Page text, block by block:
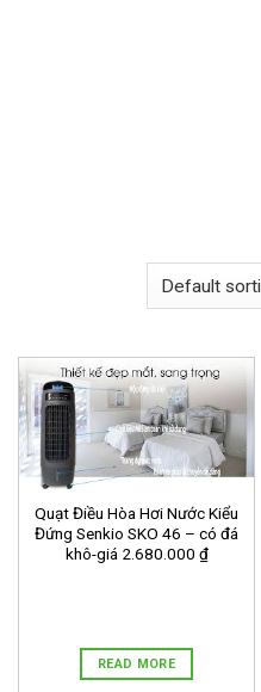
Quạt Điều Hòa Hơi Nước Kiểu
Đứng Senkio SKO 46 – có đá
khô-giá 2.680.000 ₫
READ MORE